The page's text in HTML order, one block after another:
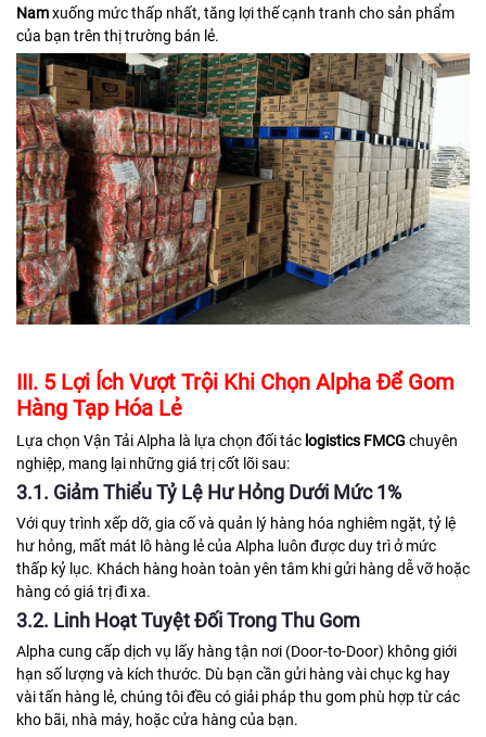
Namxuống mức thấp nhất, tăng lợi thế cạnh tranh cho sản phẩm
của bạn trên thị trường bán lẻ.
III. 5 Lợi Ích Vượt Trội Khi Chọn Alpha Để Gom
Hàng Tạp Hóa Lẻ
Lựa chọn Vận Tải Alpha là lựa chọn đối tác logistics FMCG chuyên
nghiệp, mang lại những giá trị cốt lõi sau:
3.1. Giảm Thiểu Tỷ Lệ Hư Hỏng Dưới Mức 1%
Với quy trình xếp dỡ, gia cố và quản lý hàng hóa nghiêm ngặt, tỷ lệ
hư hỏng, mất mát lô hàng lẻ của Alpha luôn được duy trì ở mức
thấp kỷ lục. Khách hàng hoàn toàn yên tâm khi gửi hàng dễ vỡ hoặc
hàng có giá trị đi xa.
3.2. Linh Hoạt Tuyệt Đối Trong Thu Gom
Alpha cung cấp dịch vụ lấy hàng tận nơi (Door-to-Door) không giới
hạn số lượng và kích thước. Dù bạn cần gửi hàng vài chục kg hay
vài tấn hàng lẻ, chúng tôi đều có giải pháp thu gom phù hợp từ các
kho bãi, nhà máy, hoặc cửa hàng của bạn.